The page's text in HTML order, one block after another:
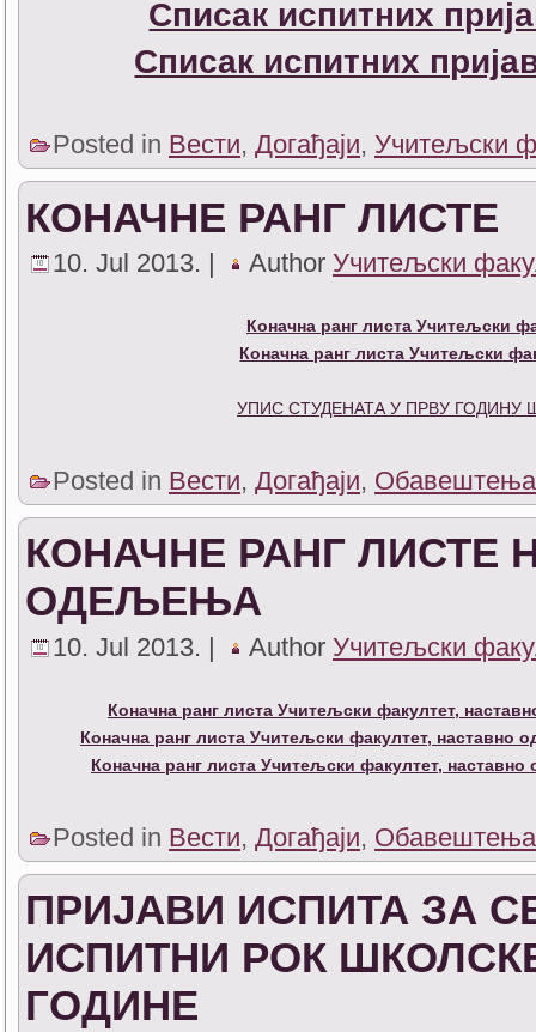
Списак испитних
Списак испитних
Posted in Вести, Догађаји, Учитељски
КОНАЧНЕ РАНГ ЛИСТЕ
10. Jul 2013. | Author Учитељски
Коначна ранг листа Учитељски
Коначна ранг листа Учитељски
УПИС СТУДЕНАТА У ПРВУ ГОДИНУ
Posted in Вести, Догађаји, Обавештења
КОНАЧНЕ РАНГ ЛИСТЕ
ОДЕЉЕЊА
10. Jul 2013. | Author Учитељски
Коначна ранг листа Учитељски факултет,
Коначна ранг листа Учитељски факултет,
Коначна ранг листа Учитељски факултет,
Posted in Вести, Догађаји, Обавештења
ПРИЈАВИ ИСПИТА ЗА
ИСПИТНИ РОК ШКОЛСКЕ
ГОДИНЕ